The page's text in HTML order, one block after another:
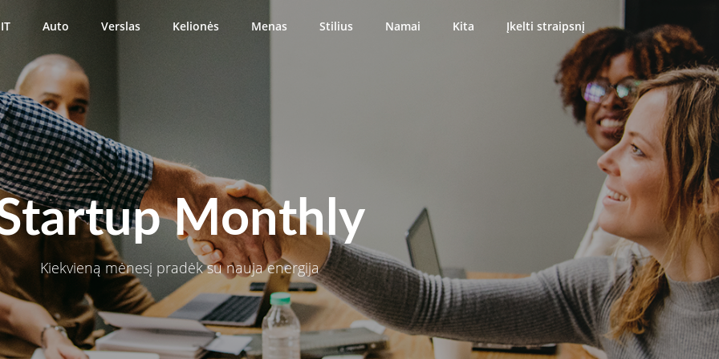
IT Auto Verslas Kelionės Menas Stilius Namai Kita Įkelti straipsnį
Monthly
Kiekvieną mėnesį pradėk su nauja energija